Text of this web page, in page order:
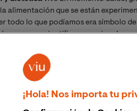
alimentación que se están
todo lo que podíamos era símbolo
avances científicos que
se pasó a alertar sobre la posible
preventivo de enfermedades
más allá;
para potenciar funciones
a los avances científicos y
¡Hola! Nos importa tu